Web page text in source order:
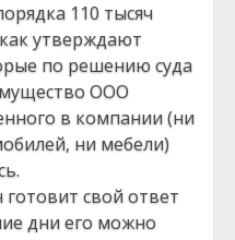
110 тысяч
утверждают
по решению суда
ООО
в компании (ни
ни мебели)
свой ответ
дни его можно